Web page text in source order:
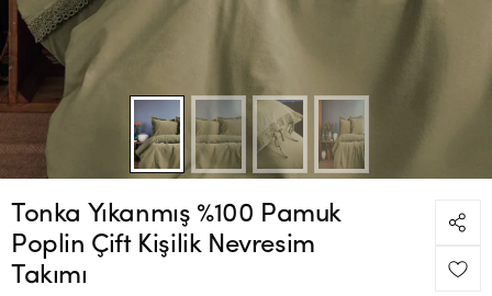
Tonka Yıkanmış %100 Pamuk
Poplin Çift Kişilik Nevresim
Takımı